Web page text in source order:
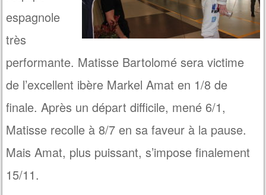
espagnole
très
performante. Matisse Bartolomé sera victime
de l’excellent ibère Markel Amat en 1/8 de
finale. Après un départ difficile, mené 6/1,
Matisse recolle à 8/7 en sa faveur à la pause.
Mais Amat, plus puissant, s’impose finalement
15/11.